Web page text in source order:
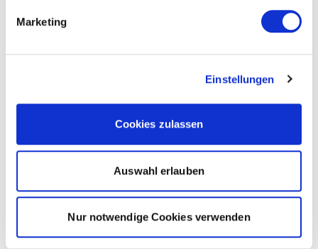
Marketing
Einstellungen
Cookies zulassen
Auswahl erlauben
Nur notwendige Cookies verwenden